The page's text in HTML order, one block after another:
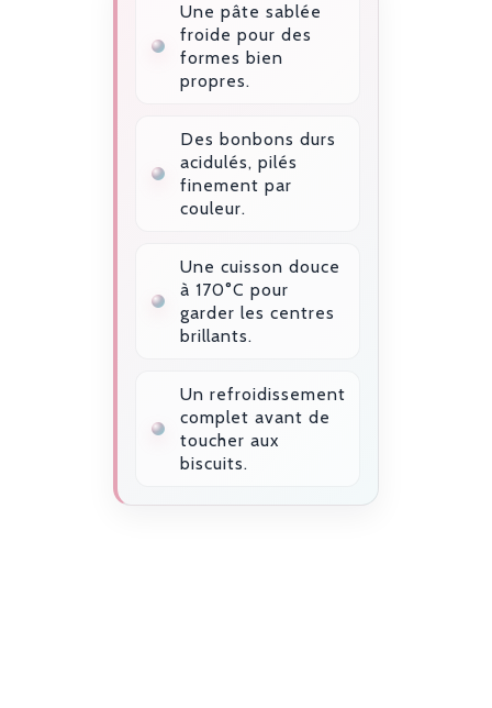
Une pâte sablée
froide pour des
formes bien
propres.
Des bonbons durs
acidulés, pilés
finement par
couleur.
Une cuisson douce
à 170°C pour
garder les centres
brillants.
Un refroidissement
complet avant de
toucher aux
biscuits.